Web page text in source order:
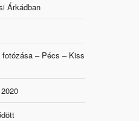
Árkádban
– Pécs – Kiss